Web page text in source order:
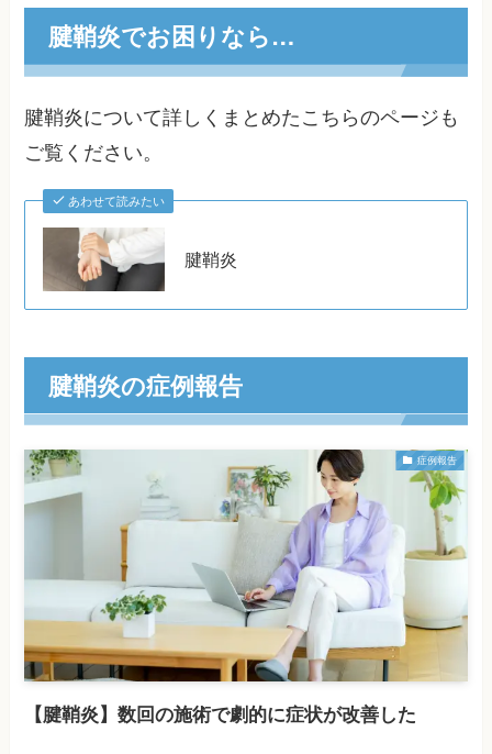
腱鞘炎でお困りなら…
腱鞘炎について詳しくまとめたこちらのページも
ご覧ください。
あわせて読みたい
腱鞘炎
腱鞘炎の症例報告
症例報告
【腱鞘炎】数回の施術で劇的に症状が改善した